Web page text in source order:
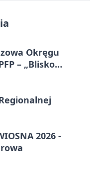
Okręgu
– „Blisko
2026 -